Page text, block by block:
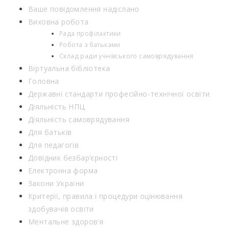
Ваше повідомлення надіслано
Виховна робота
Рада профілактики
Робота з батьками
Склад ради учнівського самоврядування
Віртуальна бібліотека
Головна
Державні стандарти професійно-технічної освіти
Діяльність НПЦ
Діяльність самоврядування
Для батьків
Для педагогів
Довідник безбар’єрності
Електронна форма
Закони України
Критерії, правила і процедури оцінювання
здобувачів освіти
Ментальне здоров’я